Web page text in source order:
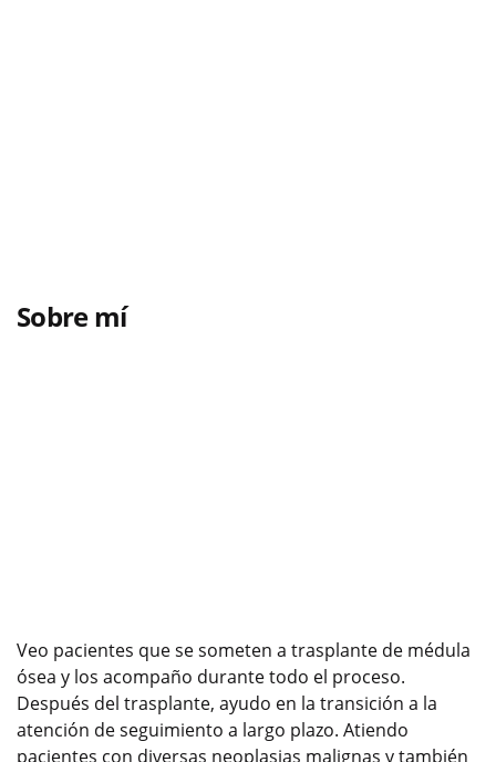
Sobre mí
Veo pacientes que se someten a trasplante de médula
ósea y los acompaño durante todo el proceso.
Después del trasplante, ayudo en la transición a la
atención de seguimiento a largo plazo. Atiendo
pacientes con diversas neoplasias malignas y también